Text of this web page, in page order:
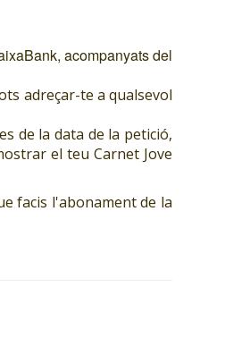
acompanyats del
adreçar-te a qualsevol
de la data de la petició,
el teu Carnet Jove
facis l'abonament de la